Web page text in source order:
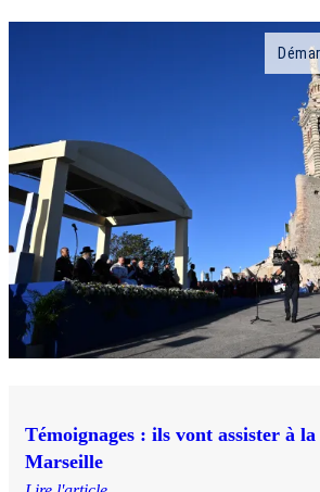
Témoignages : ils vont assister à la
Marseille